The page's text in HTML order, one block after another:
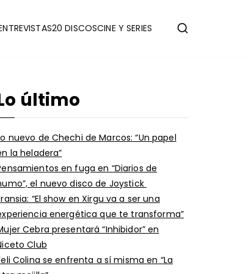
20 DISCOSCINE Y SERIES
último
nuevo de Chechi de Marcos: “Un papel
la heladera”
en fuga en “Diarios de
el nuevo disco de Joystick
“El show en Xirgu va a ser una
energética que te transforma”
Cebra presentará “Inhibidor” en
Club
Colina se enfrenta a sí misma en “La